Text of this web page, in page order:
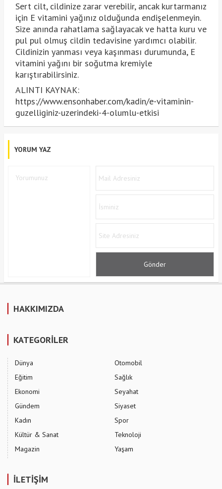
Sert cilt, cildinize zarar verebilir, ancak kurtarmanız
için E vitamini yağınız olduğunda endişelenmeyin.
Size anında rahatlama sağlayacak ve hatta kuru ve
pul pul olmuş cildin tedavisine yardımcı olabilir.
Cildinizin yanması veya kaşınması durumunda, E
vitamini yağını bir soğutma kremiyle
karıştırabilirsiniz.
ALINTI KAYNAK:
https://www.ensonhaber.com/kadin/e-vitaminin-
guzelliginiz-uzerindeki-4-olumlu-etkisi
YORUM YAZ
HAKKIMIZDA
KATEGORİLER
Dünya
Eğitim
Ekonomi
Gündem
Kadın
Kültür & Sanat
Magazin
Otomobil
Sağlık
Seyahat
Siyaset
Spor
Teknoloji
Yaşam
İLETİŞİM